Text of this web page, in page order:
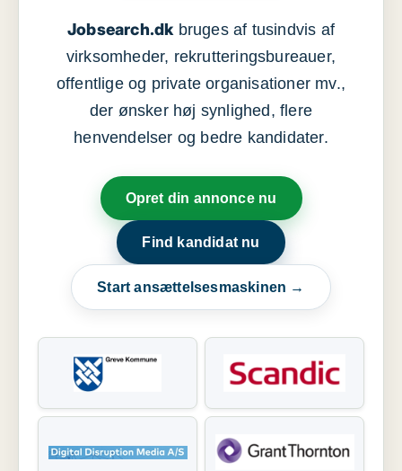
Jobsearch.dkbruges af tusindvis af
virksomheder, rekrutteringsbureauer,
offentlige og private organisationer mv.,
der ønsker høj synlighed, flere
henvendelser og bedre kandidater.
Opret din annonce nu
Find kandidat nu
Start ansættelsesmaskinen →